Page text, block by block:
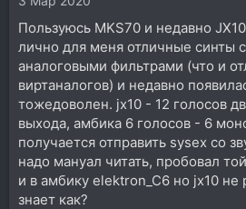
Пользуюсь MKS70 и недавно
лично для меня отличные синты
аналоговыми фильтрами (что и
виртаналогов) и недавно
тожедоволен. jx10 - 12 голосов
выхода, амбика 6 голосов - 6
получается отправить sysex со
надо мануал читать, пробовал
и в амбику elektron_C6 но jx10 не
знает как?